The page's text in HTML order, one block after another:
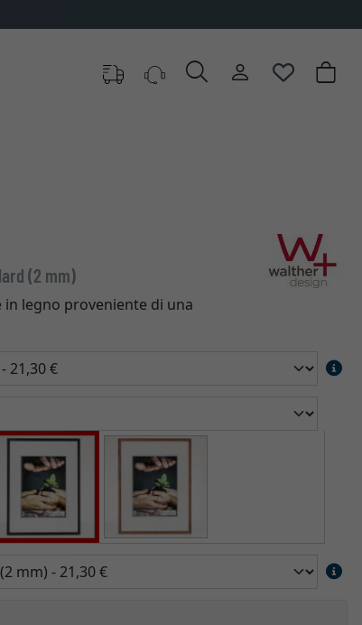
(2 mm)
legno proveniente di una